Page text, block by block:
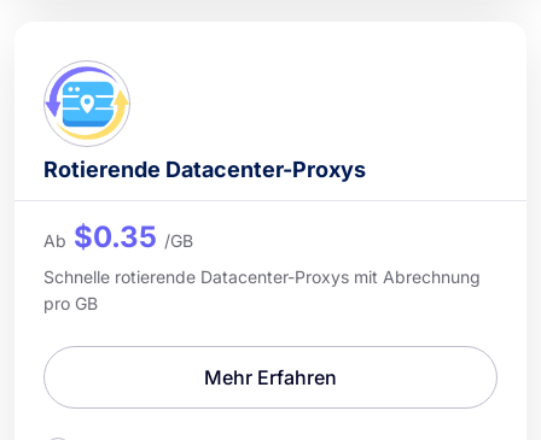
Rotierende Datacenter-Proxys
Ab $0.35 /GB
Schnelle rotierende Datacenter-Proxys mit Abrechnung
pro GB
Mehr Erfahren